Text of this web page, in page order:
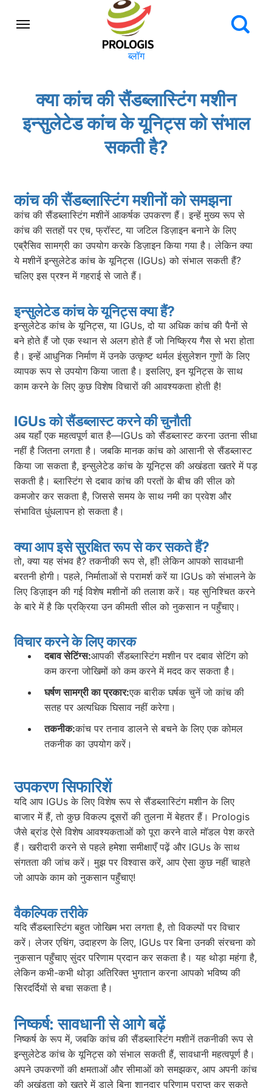
ब्लॉग
क्या कांच की सैंडब्लास्टिंग मशीन
इन्सुलेटेड कांच के यूनिट्स को संभाल
सकती है?
कांच की सैंडब्लास्टिंग मशीनों को समझना
कांच की सैंडब्लास्टिंग मशीनें आकर्षक उपकरण हैं। इन्हें मुख्य रूप से
कांच की सतहों पर एच, फ्रॉस्ट, या जटिल डिज़ाइन बनाने के लिए
एब्रैसिव सामग्री का उपयोग करके डिज़ाइन किया गया है। लेकिन क्या
ये मशीनें इन्सुलेटेड कांच के यूनिट्स (IGUs) को संभाल सकती हैं?
चलिए इस प्रश्न में गहराई से जाते हैं।
इन्सुलेटेड कांच के यूनिट्स क्या हैं?
इन्सुलेटेड कांच के यूनिट्स, या IGUs, दो या अधिक कांच की पैनों से
बने होते हैं जो एक स्थान से अलग होते हैं जो निष्क्रिय गैस से भरा होता
है। इन्हें आधुनिक निर्माण में उनके उत्कृष्ट थर्मल इंसुलेशन गुणों के लिए
व्यापक रूप से उपयोग किया जाता है। इसलिए, इन यूनिट्स के साथ
काम करने के लिए कुछ विशेष विचारों की आवश्यकता होती है!
IGUs को सैंडब्लास्ट करने की चुनौती
अब यहाँ एक महत्वपूर्ण बात है—IGUs को सैंडब्लास्ट करना उतना सीधा
नहीं है जितना लगता है। जबकि मानक कांच को आसानी से सैंडब्लास्ट
किया जा सकता है, इन्सुलेटेड कांच के यूनिट्स की अखंडता खतरे में पड़
सकती है। ब्लास्टिंग से दबाव कांच की परतों के बीच की सील को
कमजोर कर सकता है, जिससे समय के साथ नमी का प्रवेश और
संभावित धुंधलापन हो सकता है।
क्या आप इसे सुरक्षित रूप से कर सकते हैं?
तो, क्या यह संभव है? तकनीकी रूप से, हाँ! लेकिन आपको सावधानी
बरतनी होगी। पहले, निर्माताओं से परामर्श करें या IGUs को संभालने के
लिए डिज़ाइन की गई विशेष मशीनों की तलाश करें। यह सुनिश्चित करने
के बारे में है कि प्रक्रिया उन कीमती सील को नुकसान न पहुँचाए।
विचार करने के लिए कारक
दबाव सेटिंग्स:आपकी सैंडब्लास्टिंग मशीन पर दबाव सेटिंग को
कम करना जोखिमों को कम करने में मदद कर सकता है।
घर्षण सामग्री का प्रकार:एक बारीक घर्षक चुनें जो कांच की
सतह पर अत्यधिक घिसाव नहीं करेगा।
तकनीक:कांच पर तनाव डालने से बचने के लिए एक कोमल
तकनीक का उपयोग करें।
उपकरण सिफारिशें
यदि आप IGUs के लिए विशेष रूप से सैंडब्लास्टिंग मशीन के लिए
बाजार में हैं, तो कुछ विकल्प दूसरों की तुलना में बेहतर हैं। Prologis
जैसे ब्रांड ऐसे विशेष आवश्यकताओं को पूरा करने वाले मॉडल पेश करते
हैं। खरीदारी करने से पहले हमेशा समीक्षाएँ पढ़ें और IGUs के साथ
संगतता की जांच करें। मुझ पर विश्वास करें, आप ऐसा कुछ नहीं चाहते
जो आपके काम को नुकसान पहुँचाए!
वैकल्पिक तरीके
यदि सैंडब्लास्टिंग बहुत जोखिम भरा लगता है, तो विकल्पों पर विचार
करें। लेजर एचिंग, उदाहरण के लिए, IGUs पर बिना उनकी संरचना को
नुकसान पहुँचाए सुंदर परिणाम प्रदान कर सकता है। यह थोड़ा महंगा है,
लेकिन कभी-कभी थोड़ा अतिरिक्त भुगतान करना आपको भविष्य की
सिरदर्दियों से बचा सकता है।
निष्कर्ष: सावधानी से आगे बढ़ें
निष्कर्ष के रूप में, जबकि कांच की सैंडब्लास्टिंग मशीनें तकनीकी रूप से
इन्सुलेटेड कांच के यूनिट्स को संभाल सकती हैं, सावधानी महत्वपूर्ण है।
अपने उपकरणों की क्षमताओं और सीमाओं को समझकर, आप अपनी कांच
की अखंडता को खतरे में डाले बिना शानदार परिणाम प्राप्त कर सकते